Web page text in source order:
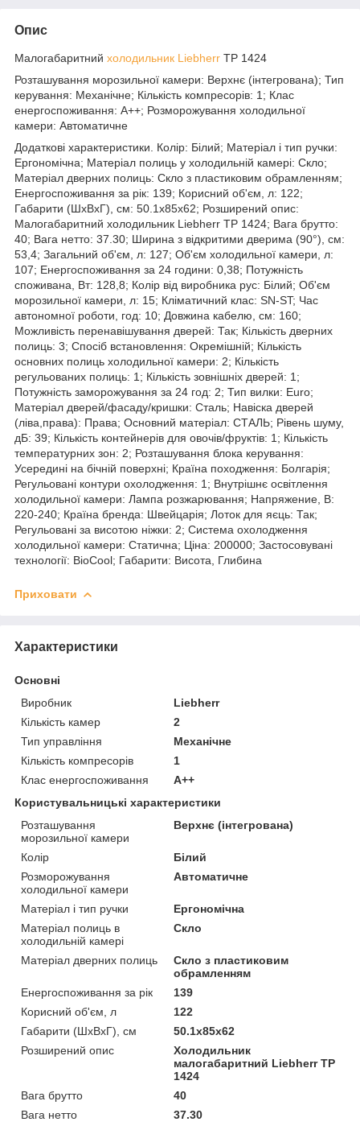
Опис
Малогабаритний холодильник Liebherr TP 1424
Розташування морозильної камери: Верхнє (інтегрована); Тип
керування: Механічне; Кількість компресорів: 1; Клас
енергоспоживання: A++; Розморожування холодильної
камери: Автоматичне
Додаткові характеристики. Колір: Білий; Матеріал і тип ручки:
Ергономічна; Матеріал полиць у холодильній камері: Скло;
Матеріал дверних полиць: Скло з пластиковим обрамленням;
Енергоспоживання за рік: 139; Корисний об'єм, л: 122;
Габарити (ШхВхГ), см: 50.1x85x62; Розширений опис:
Малогабаритний холодильник Liebherr TP 1424; Вага брутто:
40; Вага нетто: 37.30; Ширина з відкритими дверима (90°), см:
53,4; Загальний об'єм, л: 127; Об'єм холодильної камери, л:
107; Енергоспоживання за 24 години: 0,38; Потужність
споживана, Вт: 128,8; Колір від виробника рус: Білий; Об'єм
морозильної камери, л: 15; Кліматичний клас: SN-ST; Час
автономної роботи, год: 10; Довжина кабелю, см: 160;
Можливість перенавішування дверей: Так; Кількість дверних
полиць: 3; Спосіб встановлення: Окремішній; Кількість
основних полиць холодильної камери: 2; Кількість
регульованих полиць: 1; Кількість зовнішніх дверей: 1;
Потужність заморожування за 24 год: 2; Тип вилки: Euro;
Матеріал дверей/фасаду/кришки: Сталь; Навіска дверей
(ліва,права): Права; Основний матеріал: СТАЛЬ; Рівень шуму,
дБ: 39; Кількість контейнерів для овочів/фруктів: 1; Кількість
температурних зон: 2; Розташування блока керування:
Усередині на бічній поверхні; Країна походження: Болгарія;
Регульовані контури охолодження: 1; Внутрішнє освітлення
холодильної камери: Лампа розжарювання; Напряжение, В:
220-240; Країна бренда: Швейцарія; Лоток для яєць: Так;
Регульовані за висотою ніжки: 2; Система охолодження
холодильної камери: Статична; Ціна: 200000; Застосовувані
технології: BioCool; Габарити: Висота, Глибина
Приховати
Характеристики
Основні
Виробник
Liebherr
Кількість камер
2
Тип управління
Механічне
Кількість компресорів
1
Клас енергоспоживання
A++
Користувальницькі характеристики
Розташування
морозильної камери
Верхнє (інтегрована)
Колір
Білий
Розморожування
холодильної камери
Автоматичне
Матеріал і тип ручки
Ергономічна
Матеріал полиць в
холодильній камері
Скло
Матеріал дверних полиць
Скло з пластиковим
обрамленням
Енергоспоживання за рік
139
Корисний об'єм, л
122
Габарити (ШхВхГ), см
50.1x85x62
Розширений опис
Холодильник
малогабаритний Liebherr TP
1424
Вага брутто
40
Вага нетто
37.30